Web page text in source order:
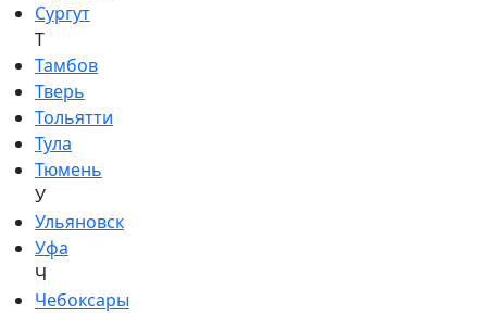
Сургут
Т
Тамбов
Тверь
Тольятти
Тула
Тюмень
У
Ульяновск
Уфа
Ч
Чебоксары